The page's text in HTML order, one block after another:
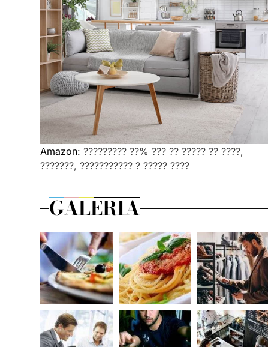
Amazon: ????????? ??% ??? ?? ????? ?? ????,
???????, ??????????? ? ????? ????
GALERIA